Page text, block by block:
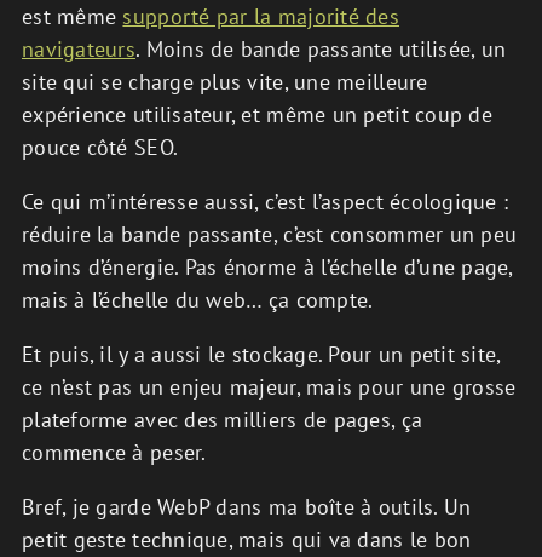
est même supporté par la majorité des
navigateurs. Moins de bande passante utilisée, un
site qui se charge plus vite, une meilleure
expérience utilisateur, et même un petit coup de
pouce côté SEO.
Ce qui m’intéresse aussi, c’est l’aspect écologique :
réduire la bande passante, c’est consommer un peu
moins d’énergie. Pas énorme à l’échelle d’une page,
mais à l’échelle du web… ça compte.
Et puis, il y a aussi le stockage. Pour un petit site,
ce n’est pas un enjeu majeur, mais pour une grosse
plateforme avec des milliers de pages, ça
commence à peser.
Bref, je garde WebP dans ma boîte à outils. Un
petit geste technique, mais qui va dans le bon